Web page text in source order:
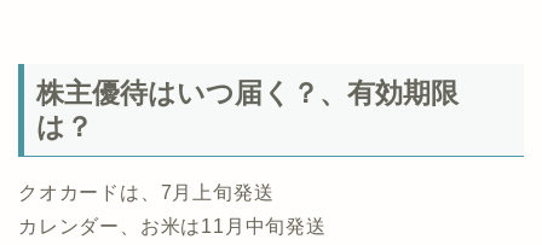
株主優待はいつ届く？、有効期限
は？
クオカードは、7月上旬発送
カレンダー、お米は11月中旬発送